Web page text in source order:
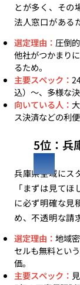
とが多く、その
法人窓口がある
選定理由： 圧倒
他社がつかまり
るため。
主要スペック：
込）〜、多様な
向いている人：
ス決済などの利
5位：兵
兵庫県全域にス
「まずは見て
に必ず明確な見
め、不透明な請
選定理由： 地域
セルも無料とい
価。
主要スペック：